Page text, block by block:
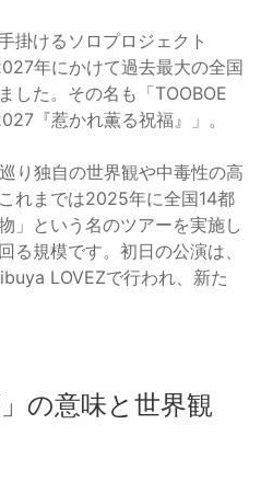
掛けるソロプロジェクト
年にかけて過去最大の全国
した。その名も「TOOBOE
『惹かれ薫る祝福』」。
り独自の世界観や中毒性の高
れまでは2025年に全国14都
」という名のツアーを実施し
る規模です。初日の公演は、
LOVEZで行われ、新た
の意味と世界観